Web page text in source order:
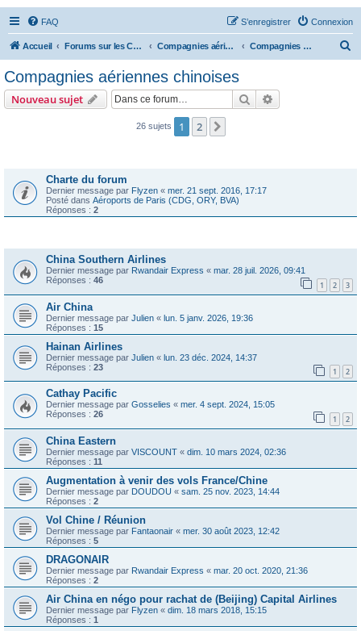
FAQ Connexion
S’enregistrer
Accueil Forums sur les Compagnies Aériennes Compagnies aériennes d'Asie et d'Océanie Compagnies aériennes chinoises
r
Compagnies aériennes chinoises
Nouveau sujet Rechercher
26 sujets 1 2
Charte du forum
Dernier message par Flyzen « mer. 21 sept. 2016, 17:17
Posté dans Aéroports de Paris (CDG, ORY, BVA)
Réponses : 2
China Southern Airlines
Dernier message par Rwandair Express « mar. 28 juil. 2026, 09:41
Réponses : 46 1 2 3
Air China
Dernier message par Julien « lun. 5 janv. 2026, 19:36
Réponses : 15
Hainan Airlines
Dernier message par Julien « lun. 23 déc. 2024, 14:37
Réponses : 23 1 2
Cathay Pacific
Dernier message par Gosselies « mer. 4 sept. 2024, 15:05
Réponses : 26 1 2
China Eastern
Dernier message par VISCOUNT « dim. 10 mars 2024, 02:36
Réponses : 11
Augmentation à venir des vols France/Chine
Dernier message par DOUDOU « sam. 25 nov. 2023, 14:44
Réponses : 2
Vol Chine / Réunion
Dernier message par Fantaonair « mer. 30 août 2023, 12:42
Réponses : 5
DRAGONAIR
Dernier message par Rwandair Express « mar. 20 oct. 2020, 21:36
Réponses : 2
Air China en négo pour rachat de (Beijing) Capital Airlines
Dernier message par Flyzen « dim. 18 mars 2018, 15:15
Réponses : 1